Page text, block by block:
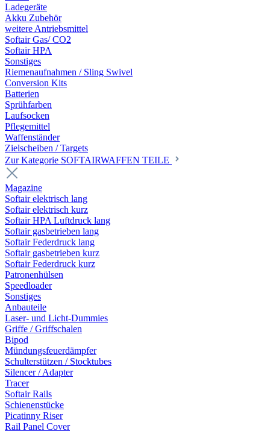
Ladegeräte
Akku Zubehör
weitere Antriebsmittel
Softair Gas/ CO2
Softair HPA
Sonstiges
Riemenaufnahmen / Sling Swivel
Conversion Kits
Batterien
Sprühfarben
Laufsocken
Pflegemittel
Waffenständer
Zielscheiben / Targets
Zur Kategorie SOFTAIRWAFFEN TEILE
Magazine
Softair elektrisch lang
Softair elektrisch kurz
Softair HPA Luftdruck lang
Softair gasbetrieben lang
Softair Federdruck lang
Softair gasbetrieben kurz
Softair Federdruck kurz
Patronenhülsen
Speedloader
Sonstiges
Anbauteile
Laser- und Licht-Dummies
Griffe / Griffschalen
Bipod
Mündungsfeuerdämpfer
Schulterstützen / Stocktubes
Silencer / Adapter
Tracer
Softair Rails
Schienenstücke
Picatinny Riser
Rail Panel Cover